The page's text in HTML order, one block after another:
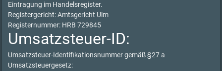
Eintragung im Handelsregister.
Registergericht: Amtsgericht Ulm
Registernummer: HRB 729845
Umsatzsteuer-ID:
Umsatzsteuer-Identifikationsnummer gemäß §27 a
Umsatzsteuergesetz: